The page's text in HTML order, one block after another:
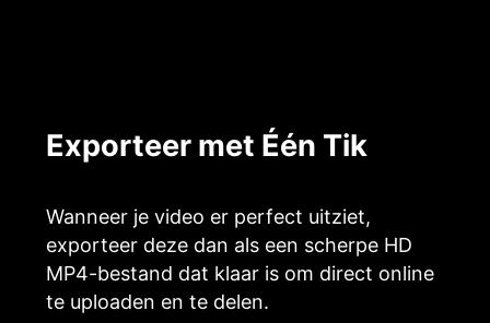
Exporteer met Één Tik
Wanneer je video er perfect uitziet,
exporteer deze dan als een scherpe HD
MP4-bestand dat klaar is om direct online
te uploaden en te delen.